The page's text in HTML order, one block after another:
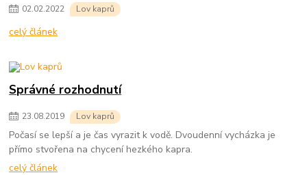
02.02.2022 Lov kaprů
celý článek
Správné rozhodnutí
23.08.2019 Lov kaprů
Počasí se lepší a je čas vyrazit k vodě. Dvoudenní vycházka je
přímo stvořena na chycení hezkého kapra.
celý článek